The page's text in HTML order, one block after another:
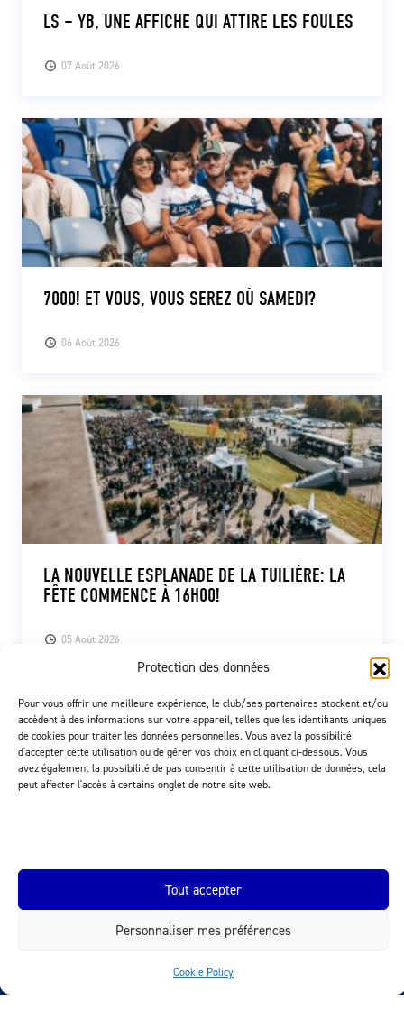
Protection des données
Pour vous offrir une meilleure expérience, le club/ses partenaires stockent et/ou
accèdent à des informations sur votre appareil, telles que les identifiants uniques
de cookies pour traiter les données personnelles. Vous avez la possibilité
d'accepter cette utilisation ou de gérer vos choix en cliquant ci-dessous. Vous
avez également la possibilité de pas consentir à cette utilisation de données, cela
peut affecter l'accès à certains onglet de notre site web.
Tout accepter
Personnaliser mes préférences
Cookie Policy
07 Août 2026
LS – YB, UNE AFFICHE QUI ATTIRE LES FOULES
06 Août 2026
7000! ET VOUS, VOUS SEREZ OÙ SAMEDI?
05 Août 2026
LA NOUVELLE ESPLANADE DE LA TUILIÈRE: LA
FÊTE COMMENCE À 16H00!
Rechercher
Rechercher
Partenaires du lausanne-Sport